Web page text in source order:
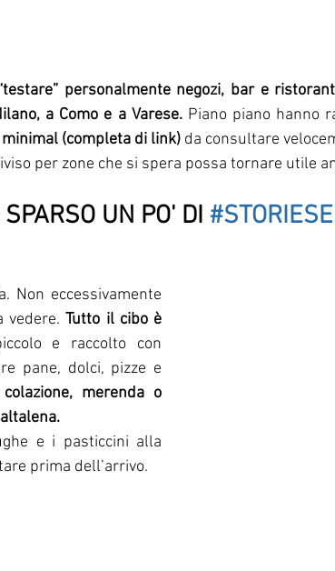
personalmente negozi, bar e
a Como e a Varese. Piano piano hanno
(completa di link) da consultare
per zone che si spera possa tornare utile
UN PO' DI
Non eccessivamente
vedere. Tutto il cibo è
e raccolto con
pane, dolci, pizze e
merenda o
e i pasticcini alla
prima dell’arrivo.